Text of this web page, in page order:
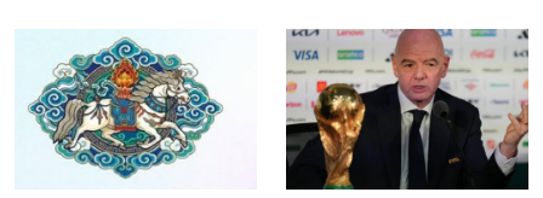
уулархаг нутгаар бороо, дуу
цахилгаантай аадар бороо
орох тул голуудын усны
түвшин нэмэгдэх, нөөлөг
Дарьгангын Ганга нуурыг
сэргээн, хамгаалах төслийг
улсын төсвийн хөрөнгө
оруулалтаар хийж буй.
Төслийн